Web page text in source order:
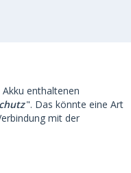
enthaltenen
". Das könnte eine Art
mit der